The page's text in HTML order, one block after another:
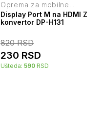
Oprema za mobilne
telefone
Display Port M na HDMI Z
konvertor DP-H131
820RSD
230 RSD
Ušteda: 590 RSD